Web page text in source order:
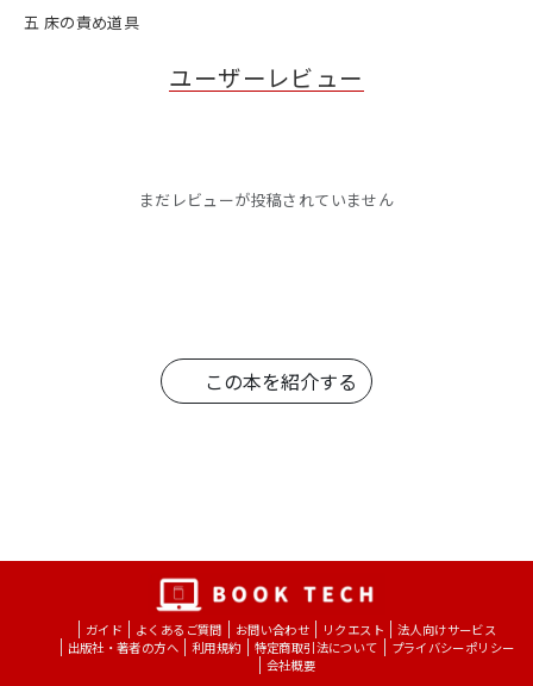
五 床の責め道具
ユーザーレビュー
まだレビューが投稿されていません
この本を紹介する
ガイド よくあるご質問 お問い合わせ リクエスト
法人向けサービス
出版社・著者の方へ
利用規約 特定商取引法について
プライバシーポリシー
会社概要